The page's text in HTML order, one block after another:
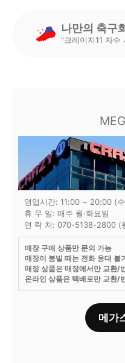
나만의 축구
"크레이지11 자수
영업시간: 11:00 ~ 20:00 (
휴 무 일: 매주 월·화요일
연 락 처: 070-5138-2800 (
매장 구매 상품만 문의 가능
매장이 붐빌 때는 전화 응대 불
매장 상품은 매장에서만 교환/
온라인 상품은 택배로만 교환/
메가